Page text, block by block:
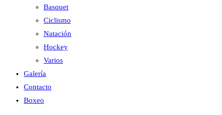
Basquet
Ciclismo
Natación
Hockey
Varios
Galería
Contacto
Boxeo